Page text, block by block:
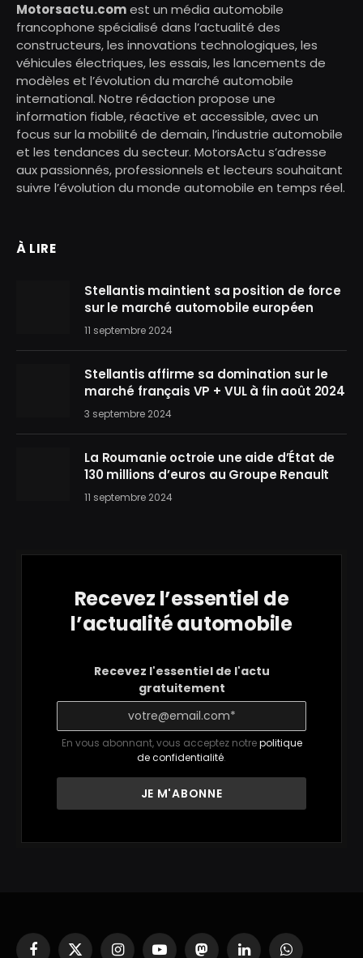
Motorsactu.comest un média automobile
francophone spécialisé dans l’actualité des
constructeurs, les innovations technologiques, les
véhicules électriques, les essais, les lancements de
modèles et l’évolution du marché automobile
international. Notre rédaction propose une
information fiable, réactive et accessible, avec un
focus sur la mobilité de demain, l’industrie automobile
et les tendances du secteur. MotorsActu s’adresse
aux passionnés, professionnels et lecteurs souhaitant
suivre l’évolution du monde automobile en temps réel.
À LIRE
Stellantis maintient sa position de force
sur le marché automobile européen
11 septembre 2024
Stellantis affirme sa domination sur le
marché français VP + VUL à fin août 2024
3 septembre 2024
La Roumanie octroie une aide d’État de
130 millions d’euros au Groupe Renault
11 septembre 2024
Recevez l’essentiel de
l’actualité automobile
Recevez l'essentiel de l'actu
gratuitement
En vous abonnant, vous acceptez notrepolitique
de confidentialité.